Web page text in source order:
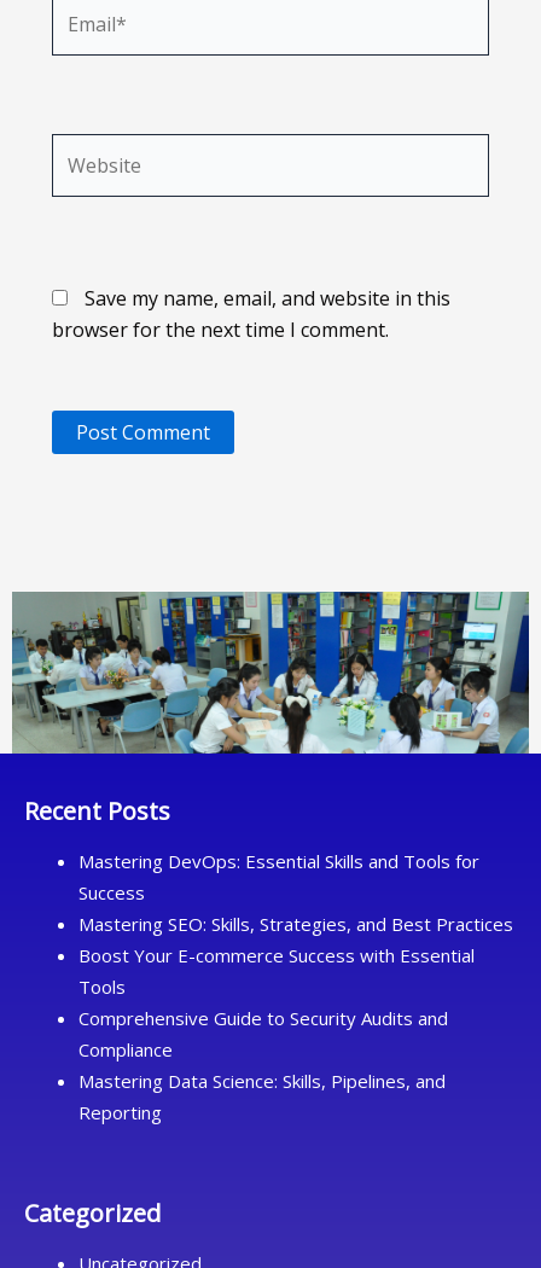
Save my name, email, and website in this
browser for the next time I comment.
Recent Posts
Mastering DevOps: Essential Skills and Tools for
Success
Mastering SEO: Skills, Strategies, and Best Practices
Boost Your E-commerce Success with Essential
Tools
Comprehensive Guide to Security Audits and
Compliance
Mastering Data Science: Skills, Pipelines, and
Reporting
Categorized
Uncategorized